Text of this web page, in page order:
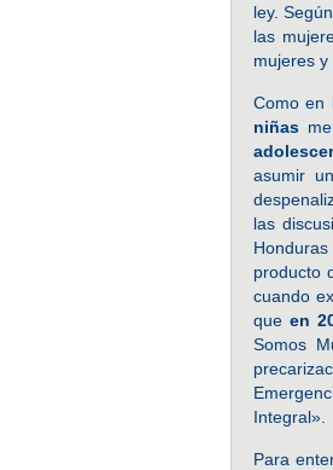
ley.
las
mujeres
Como en
niñas
asumir
las
producto
cuando
que en
Somos
Integral».
Para